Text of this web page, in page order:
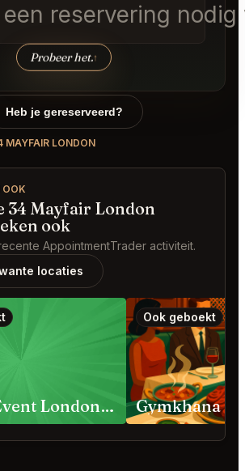
reservering
Probeer het.↑
Heb je gereserveerd?
MAYFAIR LONDON
OOK
34 Mayfair London
ook
AppointmentTrader activiteit.
locaties
General Event London Requests
Ook geboekt
Gymkhana